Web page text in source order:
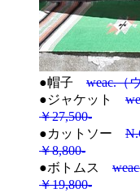
●帽子 weac.（
●ジャケット
￥27,500-
●カットソー
￥8,800-
●ボトムス
￥19,800-